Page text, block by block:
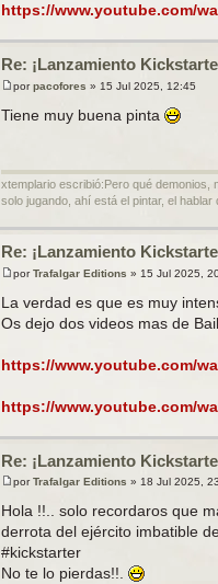
j
https://www.youtube.com/
Re: ¡Lanzamiento
M
e
n
e
porpacofores » 15 Jul 2025, 12:45
Tiene muy buena pinta
xtemplario escribió:Pero qué
solo jugando, ahí está el pintar, el
Re: ¡Lanzamiento
M
n
s
e
porTrafalgar Editions » 15 Jul 2025,
La verdad es que es muy
Os dejo dos videos mas de
https://www.youtube.com/
https://www.youtube.com/
Re: ¡Lanzamiento
M
n
s
a
j
e
porTrafalgar Editions » 18 Jul 2025,
Hola !!.. solo recordaros que
derrota del ejército imbatible
#kickstarter
No te lo pierdas!!.